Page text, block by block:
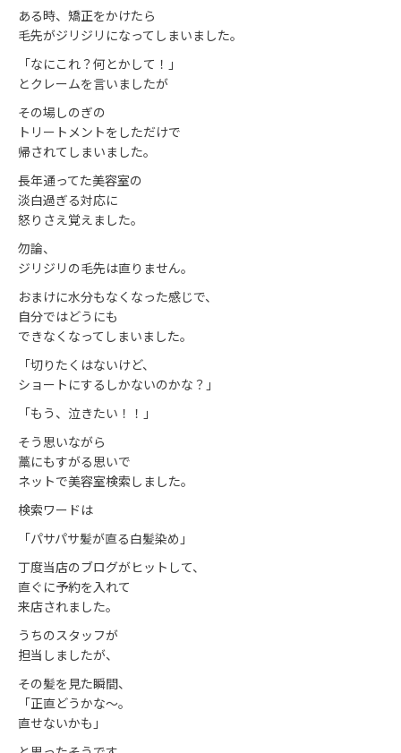
ある時、矯正をかけたら
毛先がジリジリになってしまいました。
「なにこれ？何とかして！」
とクレームを言いましたが
その場しのぎの
トリートメントをしただけで
帰されてしまいました。
長年通ってた美容室の
淡白過ぎる対応に
怒りさえ覚えました。
勿論、
ジリジリの毛先は直りません。
おまけに水分もなくなった感じで、
自分ではどうにも
できなくなってしまいました。
「切りたくはないけど、
ショートにするしかないのかな？」
「もう、泣きたい！！」
そう思いながら
藁にもすがる思いで
ネットで美容室検索しました。
検索ワードは
「パサパサ髪が直る白髪染め」
丁度当店のブログがヒットして、
直ぐに予約を入れて
来店されました。
うちのスタッフが
担当しましたが、
その髪を見た瞬間、
「正直どうかな～。
直せないかも」